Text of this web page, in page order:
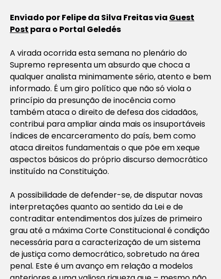
Enviado por Felipe da Silva Freitas via Guest
Post para o Portal Geledés
A virada ocorrida esta semana no plenário do
Supremo representa um absurdo que choca a
qualquer analista minimamente sério, atento e bem
informado. É um giro político que não só viola o
princípio da presunção de inocência como
também ataca o direito de defesa dos cidadãos,
contribui para ampliar ainda mais os insuportáveis
índices de encarceramento do país, bem como
ataca direitos fundamentais o que põe em xeque
aspectos básicos do próprio discurso democrático
instituído na Constituição.
A possibilidade de defender-se, de disputar novas
interpretações quanto ao sentido da Lei e de
contraditar entendimentos dos juízes de primeiro
grau até a máxima Corte Constitucional é condição
necessária para a caracterização de um sistema
de justiça como democrático, sobretudo na área
penal. Este é um avanço em relação a modelos